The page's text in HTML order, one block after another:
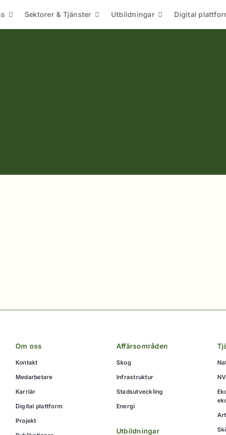
Sektorer & Tjänster Utbildningar Digital
Om oss
Kontakt
Medarbetare
Karriär
Digital plattform
Projekt
Affärsområden
Skog
Infrastruktur
Stadsutveckling
Energi
Utbildningar